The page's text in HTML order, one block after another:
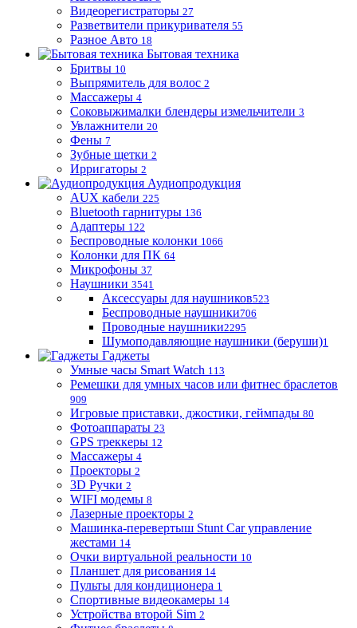
Видеорегистраторы 27
Разветвители прикуривателя 55
Разное Авто 18
Бытовая техника
Бритвы 10
Выпрямитель для волос 2
Массажеры 4
Соковыжималки блендеры измельчители 3
Увлажнители 20
Фены 7
Зубные щетки 2
Ирригаторы 2
Аудиопродукция
AUX кабели 225
Bluetooth гарнитуры 136
Адаптеры 122
Беспроводные колонки 1066
Колонки для ПК 64
Микрофоны 37
Наушники 3541
Аксессуары для наушников523
Беспроводные наушники706
Проводные наушники2295
Шумоподавляющие наушники (беруши)1
Гаджеты
Умные часы Smart Watch 113
Ремешки для умных часов или фитнес браслетов
909
Игровые приставки, джостики, геймпады 80
Фотоаппараты 23
GPS треккеры 12
Массажеры 4
Проекторы 2
3D Ручки 2
WIFI модемы 8
Лазерные проекторы 2
Машинка-перевертыш Stunt Car управление
жестами 14
Очки виртуальной реальности 10
Планшет для рисования 14
Пульты для кондиционера 1
Спортивные видеокамеры 14
Устройства второй Sim 2